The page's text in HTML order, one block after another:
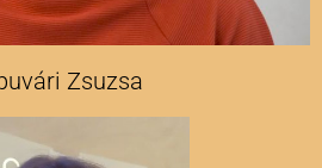
Zsuzsa